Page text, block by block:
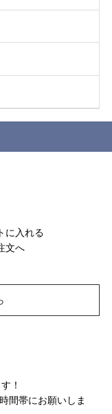
に入れる
文へ
！
間帯にお願いしま